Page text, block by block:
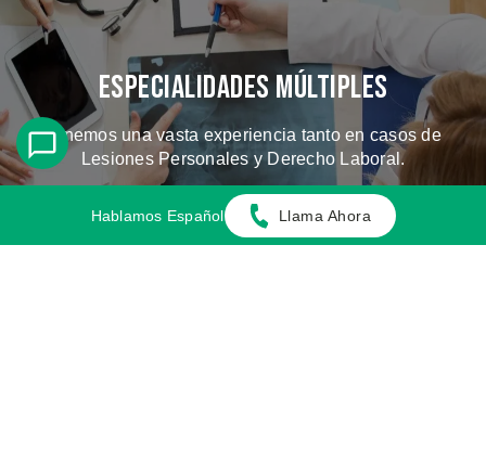
Especialidades Múltiples
Tenemos una vasta experiencia tanto en casos de
Lesiones Personales y Derecho Laboral.
CONOZCA LOS CASOS QUE
MANEJAMOS
Hablamos Español Llama Ahora